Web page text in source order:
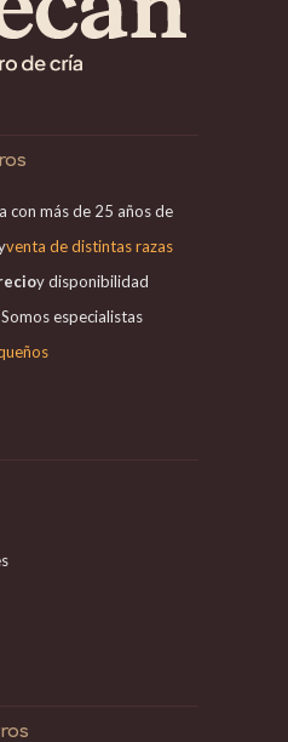
con más de 25 años de
venta de distintas razas
y disponibilidad
especialistas